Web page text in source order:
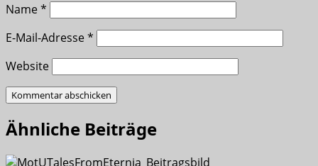
Name*
E-Mail-Adresse*
Website
Ähnliche Beiträge